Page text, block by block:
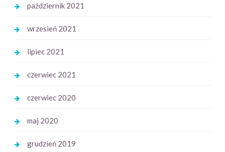
październik 2021
wrzesień 2021
lipiec 2021
czerwiec 2021
czerwiec 2020
maj 2020
grudzień 2019